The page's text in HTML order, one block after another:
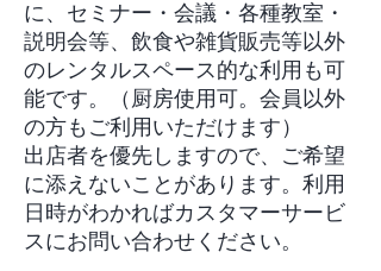
に、セミナー・会議・各種教室・
説明会等、飲食や雑貨販売等以外
のレンタルスペース的な利用も可
能です。（厨房使用可。会員以外
の方もご利用いただけます）
出店者を優先しますので、ご希望
に添えないことがあります。利用
日時がわかればカスタマーサービ
スにお問い合わせください。